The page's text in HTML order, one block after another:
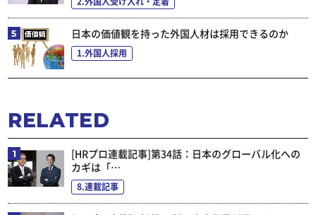
日本の価値観を持った外国人材は採用できるのか
1.外国人採用
RELATED
[HRプロ連載記事]第34話：日本のグローバル化への
カギは「…
8.連載記事